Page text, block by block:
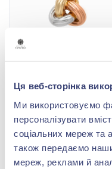
Ця веб-сторінка
Ми використовуємо
персоналізувати
соціальних мереж та
також передаємо
мереж, реклами й
жовто-білого золота
585° без вставки, арт.
5010033
13 804,56 грн
(арт. 5010033)
Купити